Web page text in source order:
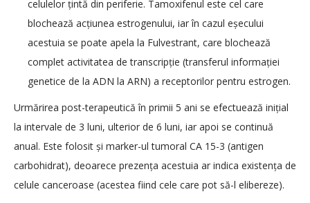
celulelor țintă din periferie. Tamoxifenul este cel care
blochează acțiunea estrogenului, iar în cazul eșecului
acestuia se poate apela la Fulvestrant, care blochează
complet activitatea de transcripție (transferul informației
genetice de la ADN la ARN) a receptorilor pentru estrogen.
Urmărirea post-terapeutică în primii 5 ani se efectuează inițial
la intervale de 3 luni, ulterior de 6 luni, iar apoi se continuă
anual. Este folosit și marker-ul tumoral CA 15-3 (antigen
carbohidrat), deoarece prezența acestuia ar indica existența de
celule canceroase (acestea fiind cele care pot să-l elibereze).